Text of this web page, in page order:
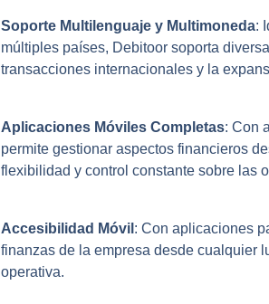
Soporte Multilenguaje y Multimoneda:
múltiples países, Debitoor soporta
transacciones internacionales y la
Aplicaciones Móviles Completas: Con
permite gestionar aspectos financieros
flexibilidad y control constante sobre las
Accesibilidad Móvil : Con aplicaciones
finanzas de la empresa desde cualquier
operativa.